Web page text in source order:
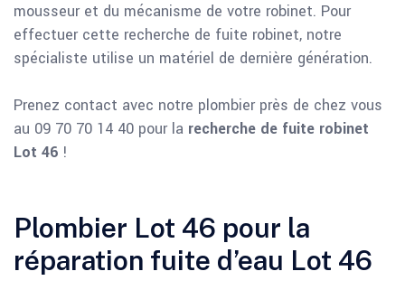
mousseur et du mécanisme de votre robinet. Pour
effectuer cette recherche de fuite robinet, notre
spécialiste utilise un matériel de dernière génération.
Prenez contact avec notre plombier près de chez vous
au 09 70 70 14 40 pour la recherche de fuite robinet
Lot 46 !
Plombier Lot 46 pour la
réparation fuite d’eau Lot 46